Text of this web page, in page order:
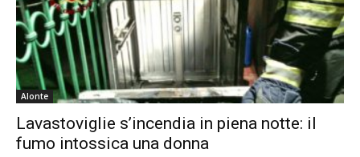
Alonte
Lavastoviglie s’incendia in piena notte: il
fumo intossica una donna